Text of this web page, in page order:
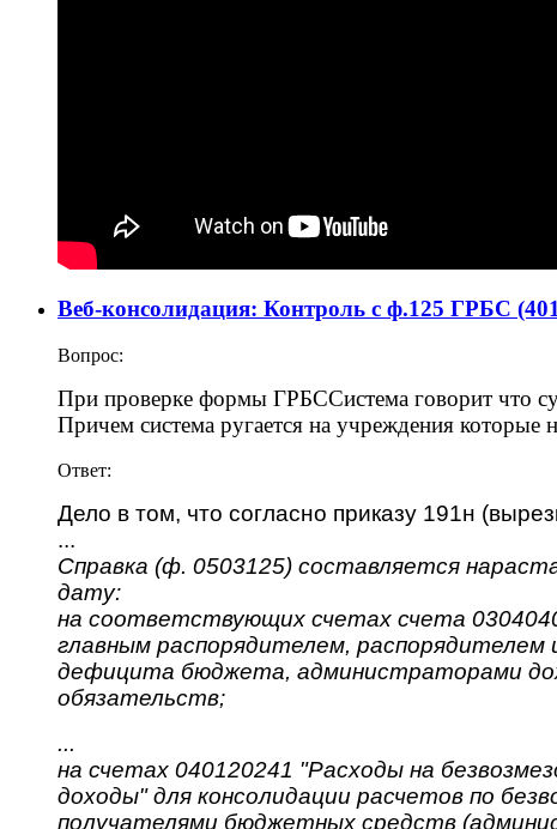
Веб-консолидация: Контроль c ф.125 ГРБС
Вопрос:
При проверке формы ГРБССистема говорит что
Причем система ругается на учреждения
Ответ:
Дело в том, что согласно приказу 191н
...
Справка (ф. 0503125) составляется
дату:
на соответствующих счетах счета
главным распорядителем,
дефицита бюджета, администраторами
обязательств;
...
на счетах 040120241 "Расходы на
доходы" для консолидации расчетов по
получателями бюджетных средств